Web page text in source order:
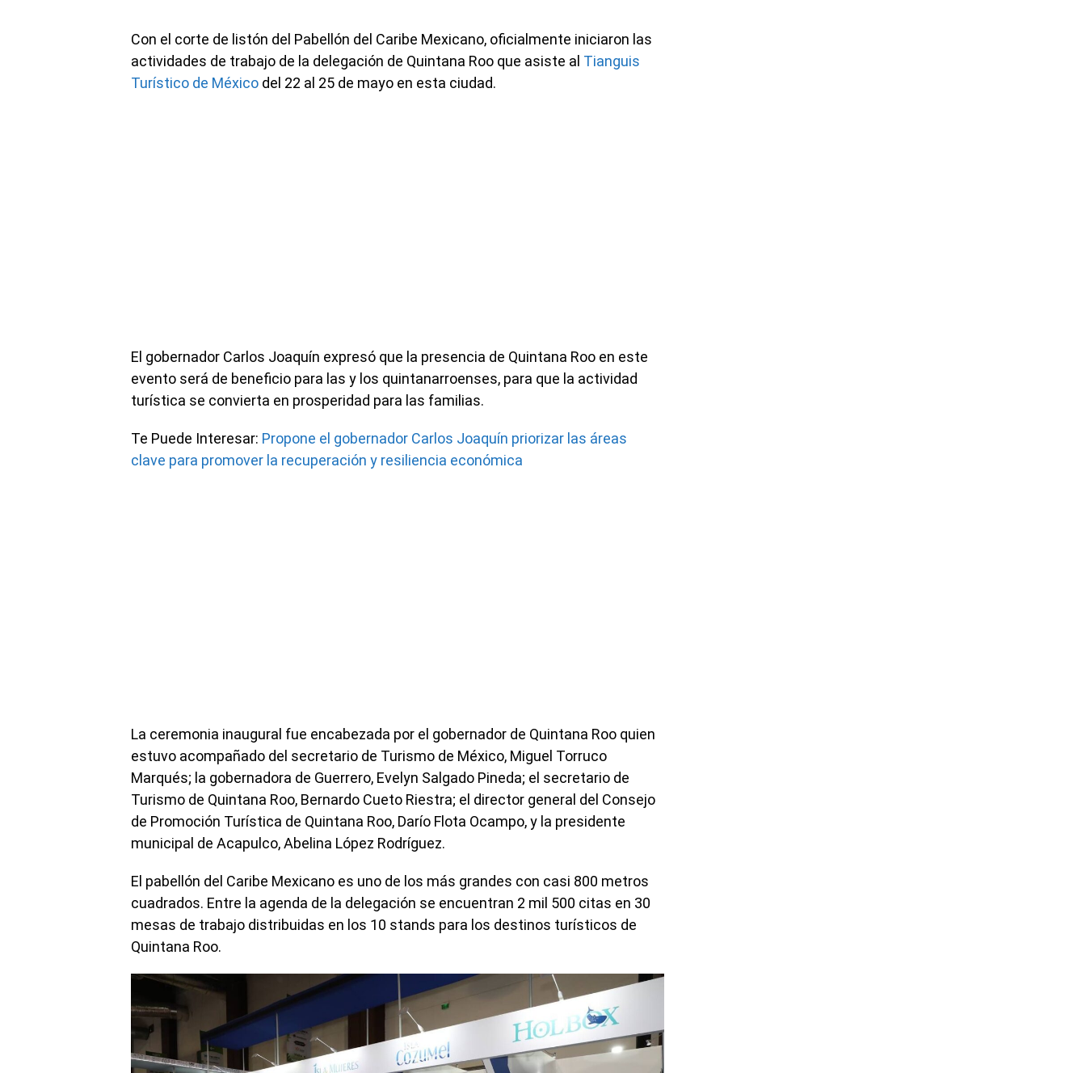
Con el corte de listón del Pabellón del Caribe Mexicano, oficialmente iniciaron las
actividades de trabajo de la delegación de Quintana Roo que asiste al Tianguis
Turístico de México del 22 al 25 de mayo en esta ciudad.
El gobernador Carlos Joaquín expresó que la presencia de Quintana Roo en este
evento será de beneficio para las y los quintanarroenses, para que la actividad
turística se convierta en prosperidad para las familias.
Te Puede Interesar: Propone el gobernador Carlos Joaquín priorizar las áreas
clave para promover la recuperación y resiliencia económica
La ceremonia inaugural fue encabezada por el gobernador de Quintana Roo quien
estuvo acompañado del secretario de Turismo de México, Miguel Torruco
Marqués; la gobernadora de Guerrero, Evelyn Salgado Pineda; el secretario de
Turismo de Quintana Roo, Bernardo Cueto Riestra; el director general del Consejo
de Promoción Turística de Quintana Roo, Darío Flota Ocampo, y la presidente
municipal de Acapulco, Abelina López Rodríguez.
El pabellón del Caribe Mexicano es uno de los más grandes con casi 800 metros
cuadrados. Entre la agenda de la delegación se encuentran 2 mil 500 citas en 30
mesas de trabajo distribuidas en los 10 stands para los destinos turísticos de
Quintana Roo.